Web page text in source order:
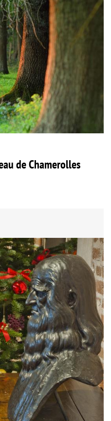
de Chamerolles